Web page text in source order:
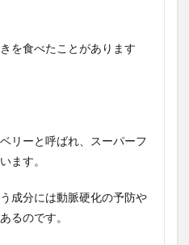
を食べたことがあります
リーと呼ばれ、スーパーフ
ます。
成分には動脈硬化の予防や
るのです。